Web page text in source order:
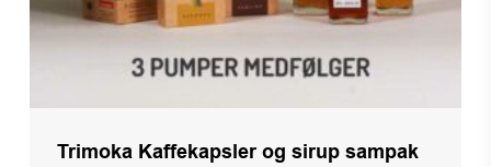
Trimoka Kaffekapsler og sirup sampak